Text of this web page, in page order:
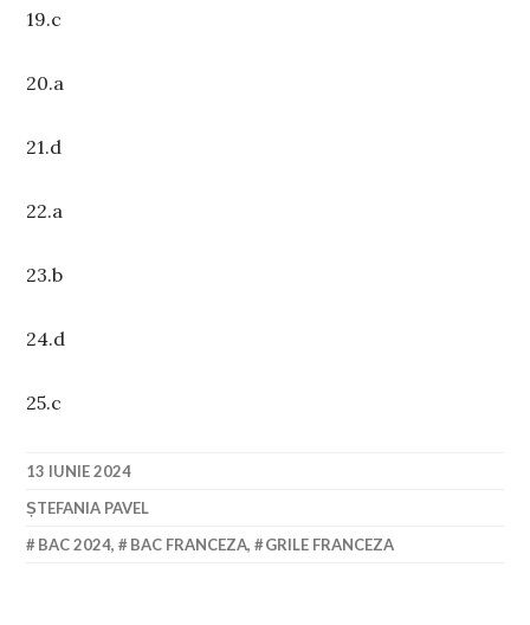
19.c
20.a
21.d
22.a
23.b
24.d
25.c
13 IUNIE 2024
ȘTEFANIA PAVEL
BAC 2024, BAC FRANCEZA, GRILE FRANCEZA